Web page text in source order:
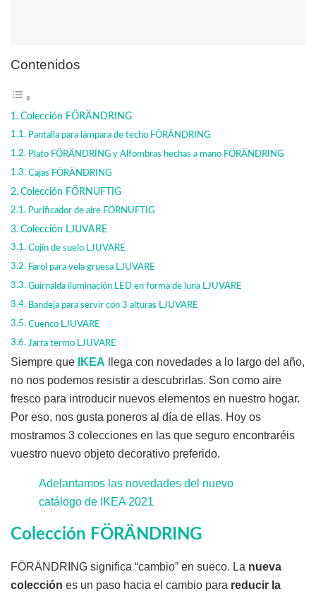
Contenidos
Colección FÖRÄNDRING
Pantalla para lámpara de techo FÖRÄNDRING
Plato FÖRÄNDRING y Alfombras hechas a mano FÖRÄNDRING
Cajas FÖRÄNDRING
Colección FÖRNUFTIG
Purificador de aire FÖRNUFTIG
Colección LJUVARE
Cojín de suelo LJUVARE
Farol para vela gruesa LJUVARE
Guirnalda iluminación LED en forma de luna LJUVARE
Bandeja para servir con 3 alturas LJUVARE
Cuenco LJUVARE
Jarra termo LJUVARE
Siempre que IKEA
llega con novedades a lo largo del año,
no nos podemos resistir a descubrirlas. Son como aire
fresco para introducir nuevos elementos en nuestro hogar.
Por eso, nos gusta poneros al día de ellas. Hoy os
mostramos 3 colecciones en las que seguro encontraréis
vuestro nuevo objeto decorativo preferido.
Adelantamos las novedades del nuevo
catálogo de IKEA 2021
Colección FÖRÄNDRING
FÖRÄNDRING significa “cambio” en sueco. La nueva
colección es un paso hacia el cambio para reducir la